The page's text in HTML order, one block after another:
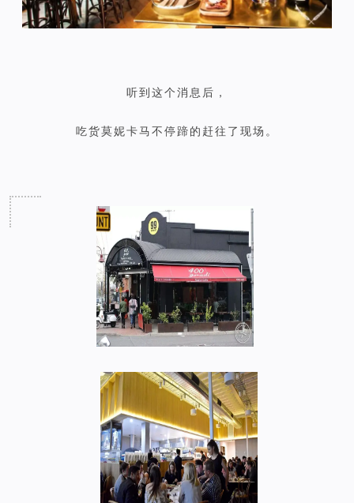
听到这个消息后，
吃货莫妮卡马不停蹄的赶往了现场。